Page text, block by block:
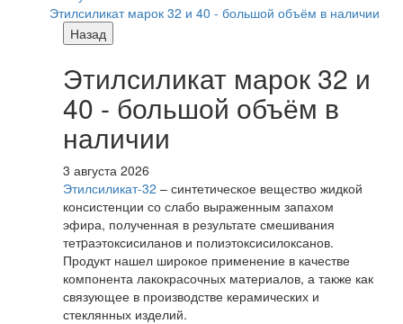
Этилсиликат марок 32 и 40 - большой объём в наличии
Назад
Этилсиликат марок 32 и
40 - большой объём в
наличии
3 августа 2026
Этилсиликат-32 – синтетическое вещество жидкой
консистенции со слабо выраженным запахом
эфира, полученная в результате смешивания
тетpаэтоксисиланов и полиэтоксисилоксанов.
Продукт нашел широкое применение в качестве
компонента лакокрасочных материалов, а также как
связующее в производстве керамических и
стеклянных изделий.